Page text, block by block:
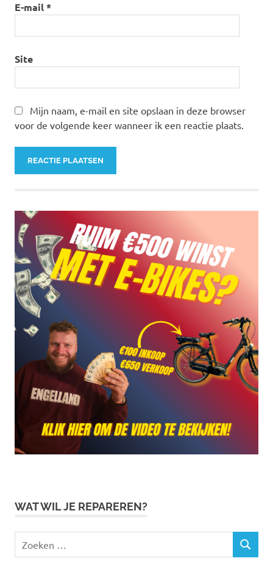
E-mail*
Site
Mijn naam, e-mail en site opslaan in deze browser
voor de volgende keer wanneer ik een reactie plaats.
WAT WIL JE REPAREREN?
naar:
ZOEKEN